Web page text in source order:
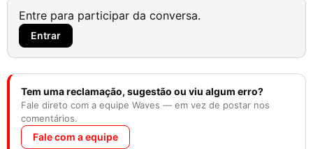
Entre para participar da conversa.
Entrar
Tem uma reclamação, sugestão ou viu algum erro?
Fale direto com a equipe Waves — em vez de postar nos
comentários.
Fale com a equipe